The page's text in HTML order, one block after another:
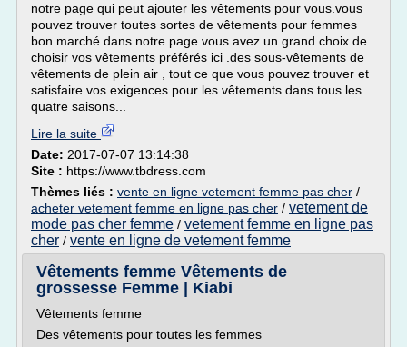
notre page qui peut ajouter les vêtements pour vous.vous
pouvez trouver toutes sortes de vêtements pour femmes
bon marché dans notre page.vous avez un grand choix de
choisir vos vêtements préférés ici .des sous-vêtements de
vêtements de plein air , tout ce que vous pouvez trouver et
satisfaire vos exigences pour les vêtements dans tous les
quatre saisons...
Lire la suite
Date: 2017-07-07 13:14:38
Site : https://www.tbdress.com
Thèmes liés : vente en ligne vetement femme pas cher /
acheter vetement femme en ligne pas cher / vetement de
mode pas cher femme / vetement femme en ligne pas
cher / vente en ligne de vetement femme
Vêtements femme Vêtements de
grossesse Femme | Kiabi
Vêtements femme
Des vêtements pour toutes les femmes